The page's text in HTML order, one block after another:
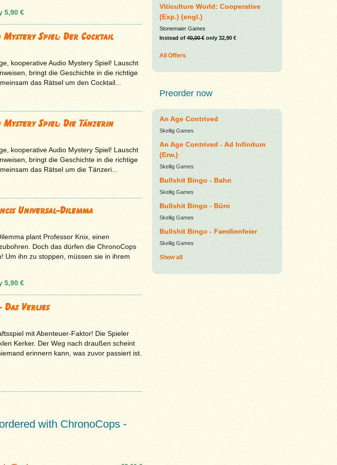
5,90 €
Mystery Spiel: Der Cocktail
kooperative Audio Mystery Spiel! Lauscht
bringt die Geschichte in die richtige
das Rätsel um den Cocktail...
Mystery Spiel: Die Tänzerin
kooperative Audio Mystery Spiel! Lauscht
bringt die Geschichte in die richtige
das Rätsel um die Tänzeri...
Universal-Dilemma
plant Professor Knix, einen
Doch das dürfen die ChronoCops
Um ihn zu stoppen, müssen sie in ihrem
5,90 €
Das Verlies
mit Abenteuer-Faktor! Die Spieler
Kerker. Der Weg nach draußen scheint
erinnern kann, was zuvor passiert ist.
with ChronoCops -
Viticulture World: Cooperative
(Exp.) (engl.)
Stonemaier Games
Instead of40,00 €only 32,90 €
All Offers
Preorder now
An Age Contrived
Skellig Games
An Age Contrived - Ad Infinitum
(Erw.)
Skellig Games
Bullshit Bingo - Bahn
Skellig Games
Bullshit Bingo - Büro
Skellig Games
Bullshit Bingo - Familienfeier
Skellig Games
Show all